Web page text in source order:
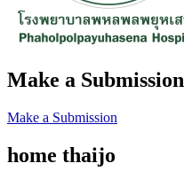
Make a Submission
Make a Submission
home thaijo